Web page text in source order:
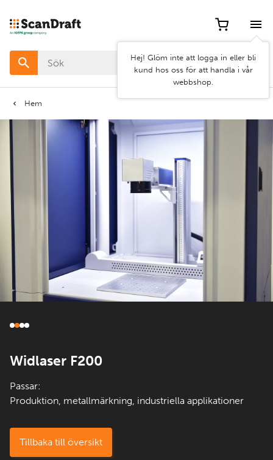
Hej! Glöm inte att logga in eller bli
kund hos oss för att handla i vår
webbshop.
Hem
Widlaser F200
Passar:
Produktion, metallmärkning, industriella applikationer
Tillbaka till översikt